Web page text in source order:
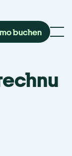
buchen